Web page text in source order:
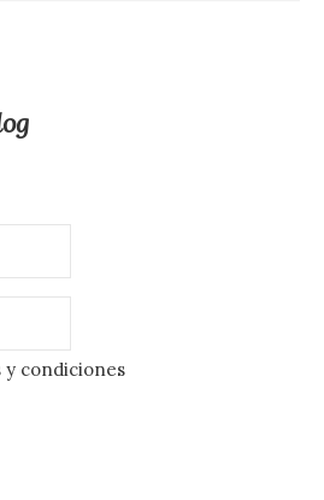
y condiciones